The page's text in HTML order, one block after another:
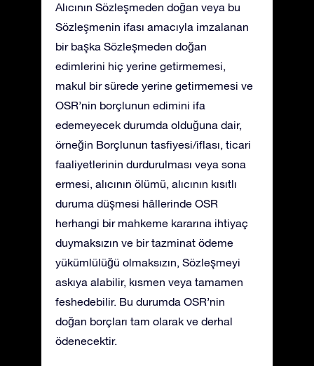
Alıcının Sözleşmeden doğan veya bu
Sözleşmenin ifası amacıyla imzalanan
bir başka Sözleşmeden doğan
edimlerini hiç yerine getirmemesi,
makul bir sürede yerine getirmemesi ve
OSR’nin borçlunun edimini ifa
edemeyecek durumda olduğuna dair,
örneğin Borçlunun tasfiyesi/iflası, ticari
faaliyetlerinin durdurulması veya sona
ermesi, alıcının ölümü, alıcının kısıtlı
duruma düşmesi hâllerinde OSR
herhangi bir mahkeme kararına ihtiyaç
duymaksızın ve bir tazminat ödeme
yükümlülüğü olmaksızın, Sözleşmeyi
askıya alabilir, kısmen veya tamamen
feshedebilir. Bu durumda OSR’nin
doğan borçları tam olarak ve derhal
ödenecektir.